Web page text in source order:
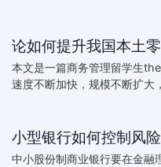
本文是一篇商务管理留学生
速度不断加快，规模不断扩大
中小股份制商业银行要在金融